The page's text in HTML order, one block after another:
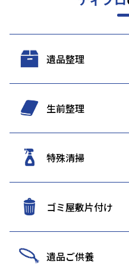
遺品整理
生前整理
特殊清掃
ゴミ屋敷片付け
遺品ご供養